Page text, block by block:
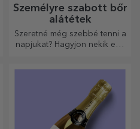
Személyre szabott bőr
alátétek
Szeretné még szebbé tenni a
napjukat? Hagyjon nekik egy